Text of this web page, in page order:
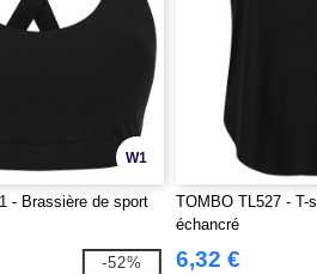
W1
- Brassière de sport
-52%
TOMBO TL527 - T-
échancré
6,32 €